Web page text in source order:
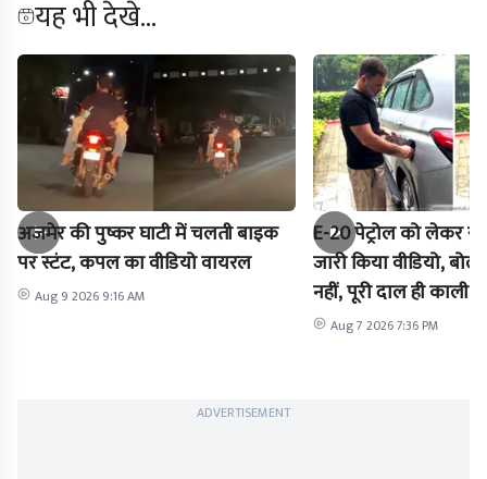
यह भी देखे...
अजमेर की पुष्कर घाटी में चलती बाइक
पर स्टंट, कपल का वीडियो वायरल
Aug 9 2026 9:16 AM
E-20 पेट्रोल को लेकर
जारी किया वीडियो,
नहीं, पूरी दाल ही काली है
Aug 7 2026 7:36 PM
ADVERTISEMENT